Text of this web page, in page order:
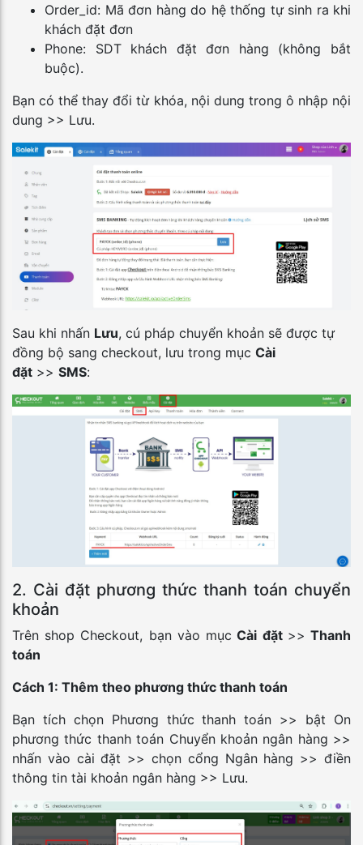
Order_id: Mã đơn hàng do hệ thống tự sinh ra khi
khách đặt đơn
Phone: SDT khách đặt đơn hàng (không bắt
buộc).
Bạn có thể thay đổi từ khóa, nội dung trong ô nhập nội
dung >> Lưu.
Sau khi nhấn Lưu, cú pháp chuyển khoản sẽ được tự
đồng bộ sang checkout, lưu trong mục Cài
đặt >> SMS:
2. Cài đặt phương thức thanh toán chuyển
khoản
Trên shop Checkout, bạn vào mục Cài đặt >> Thanh
toán
Cách 1: Thêm theo phương thức thanh toán
Bạn tích chọn Phương thức thanh toán >> bật On
phương thức thanh toán Chuyển khoản ngân hàng >>
nhấn vào cài đặt >> chọn cổng Ngân hàng >> điền
thông tin tài khoản ngân hàng >> Lưu.